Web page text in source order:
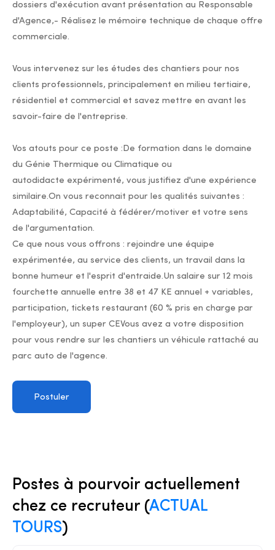
dossiers d'exécution avant présentation au Responsable
d'Agence,- Réalisez le mémoire technique de chaque offre
commerciale.
Vous intervenez sur les études des chantiers pour nos
clients professionnels, principalement en milieu tertiaire,
résidentiel et commercial et savez mettre en avant les
savoir-faire de l'entreprise.
Vos atouts pour ce poste :De formation dans le domaine
du Génie Thermique ou Climatique ou
autodidacte expérimenté, vous justifiez d'une expérience
similaire.On vous reconnait pour les qualités suivantes :
Adaptabilité, Capacité à fédérer/motiver et votre sens
de l'argumentation.
Ce que nous vous offrons : rejoindre une équipe
expérimentée, au service des clients, un travail dans la
bonne humeur et l'esprit d'entraide.Un salaire sur 12 mois
fourchette annuelle entre 38 et 47 KE annuel + variables,
participation, tickets restaurant (60 % pris en charge par
l'employeur), un super CEVous avez a votre disposition
pour vous rendre sur les chantiers un véhicule rattaché au
parc auto de l'agence.
Postuler
Postes à pourvoir actuellement
chez ce recruteur (ACTUAL
TOURS)